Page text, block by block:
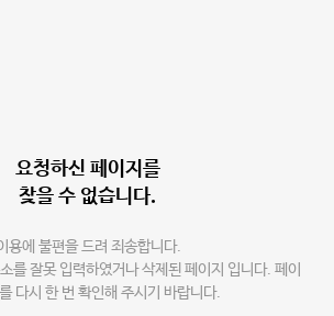
요청하신 페이지를
찾을 수 없습니다.
용에 불편을 드려 죄송합니다.
를 잘못 입력하였거나 삭제된 페이지 입니다. 페이
다시 한 번 확인해 주시기 바랍니다.